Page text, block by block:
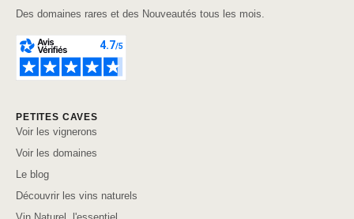
Des domaines rares et des Nouveautés tous les mois.
PETITES CAVES
Voir les vignerons
Voir les domaines
Le blog
Découvrir les vins naturels